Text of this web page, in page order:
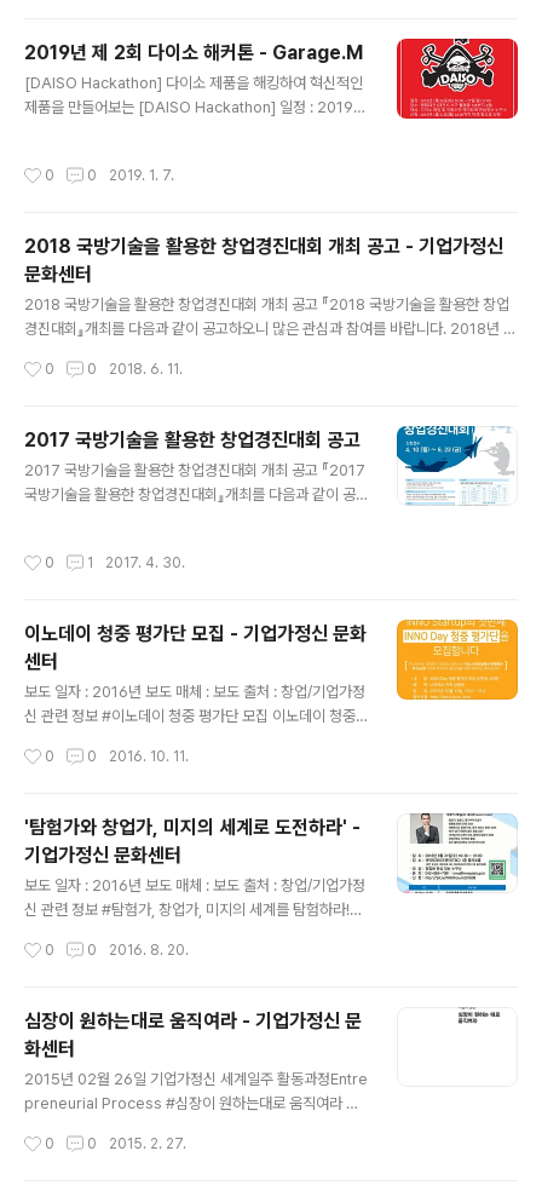
비스를 만들어보는 해커톤 Track 1. 모빌리티 제품군 Tra
ck 2. 일반 제품/서비스군참가신청 : https://goo.gl/for
ms/JvqEAeodbkftfatx2 신청기간 : 2019년 02월 25
일 18:00까지 참가비용 : 없음 행사집결 : 3월 1일 10:00
2019년 제 2회 다이소 해커톤 - Garage.M
[DAISO Hackathon] 다이소 제품을 해킹하여 혁신적인
제품을 만들어보는 [DAISO Hackathon] 일정 : 2019년
이동수단 메이킹에 관심있는 누구나 신청 : 2019년 1월 2
: 다이소 제품을 해킹하여 즐겁고 재미난 제품 컨셉 개발1.
모빌리티 제품 : 모빌리티 장난감, 카트 등 이동수단 관련
제품군 개발 2. 일반 제품 : 세상의 모든 제품군 개발 (생활
용품, 소품, 가구, IoT 전자제품 등 범위 제한 없..
0 0 2019. 1. 7.
2018 국방기술을 활용한 창업경진대회 개최 공고 - 기업가정신
문화센터
2018 국방기술을 활용한 창업경진대회 개최 공고 『2018 국방기술을 활용한 창업
경진대회』개최를 다음과 같이 공고하오니 많은 관심과 참여를 바랍니다. 2018년 5
통해 국방과학기술의 민간이전 활성화 기반 마련 및 국내 창업분위기 조성□(신청 분
지식서비스 등 全 산업 분야 ◦ 국방과학기술을 활용한 全 산업 분야 적용 사업화 아
이디어 ※ 국방과학기술 : 국방기술거래장터(http://techmart.dtaq.re.kr)에 등록
된 기술 단, 과거 본 대회 수상작품(아이디어)과 유사한 아이디어는 감점 요인 있음-
첨부 참조)□(신청 자..
0 0 2018. 6. 11.
2017 국방기술을 활용한 창업경진대회 공고
2017 국방기술을 활용한 창업경진대회 개최 공고 『2017
국방기술을 활용한 창업경진대회』개최를 다음과 같이 공
이디어 공모를 통해 국방기술의 민간이전 활성화 기반 마
스 등 全 산업 분야 ◦ 국방기술을 활용한 全 산업 분야 적
용 사업화 아이디어※ 국방기술 : 국방기술거래장터(http://
techmart.dtaq.re.kr)에 등록된 기술□(신청 자격) 개인
또는 팀(2인 이상)◦ 대학부 : 사업 공고일 기준 대학생 및
0 1 2017. 4. 30.
이노데이 청중 평가단 모집 - 기업가정신 문화
센터
보도 일자 : 2016년 보도 매체 : 보도 출처 : 창업/기업가정
신 관련 정보 #이노데이 청중 평가단 모집 이노데이 청중
스타트업에서 진행하는 IR Day로 기업의 투자유치 활성화
평가단 모집 (선착순 30명) ■ 혜택 : 스타벅스 커피 상품
권 ■ 일정 : 2016년 10월 13일 15시~17시 ■ 참가신청 :
http://bit.ly/join_inno ■ 장소 : 대덕테크비즈센터(TB
C) 1층 INNO Startup (대전 유성구 대덕대로 593 대덕
테크비즈센터) ■ 문의 : 042-865-7081 / inno@inno
주차가 어려..
0 0 2016. 10. 11.
'탐험가와 창업가, 미지의 세계로 도전하라' -
기업가정신 문화센터
보도 일자 : 2016년 보도 매체 : 보도 출처 : 창업/기업가정
신 관련 정보 #탐험가, 창업가, 미지의 세계를 탐험하라!8
'탐험가와 창업가, 미지의 세계로 도전하라'해당 주제로 탐
일시 : 2016년 8월 31일 (수) 16시 30분 ~ 19시 ■ 대상
: 창업에 관심 있는 누구나 ■ 무료 행사 ■ 위치 : 대덕테크
비즈센터(TBC) 1층 콜라보홀 (대전 유성구 대덕대로 593
대덕테크비즈센터(TBC) 1층 콜라보홀) ■ 신청방법 : htt
p://bit.ly/INNOForum201608 ■ 문의 : 042-865-7
차공..
0 0 2016. 8. 20.
심장이 원하는대로 움직여라 - 기업가정신 문
화센터
2015년 02월 26일 기업가정신 세계일주 활동과정Entre
preneurial Process #심장이 원하는대로 움직여라 드
서 가장 맘에 드는 부분을 꼽으라면, 바로 이 속지다. 모든
0 0 2015. 2. 27.